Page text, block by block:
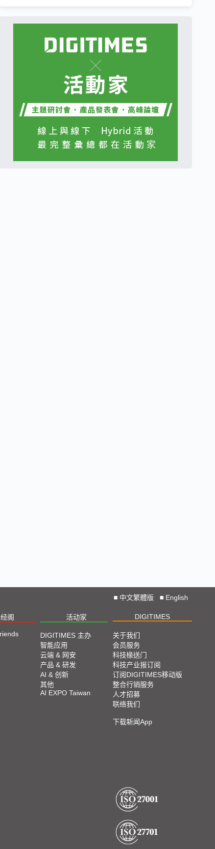
■ 中文繁體版 ■ English
阁 活动家 DIGITIMES
DIGITIMES 主办
智能应用
云端 & 网安
产品 & 研发
AI & 创新
其他
AI EXPO Taiwan
关于我们
会员服务
科技椽送门
科技产业报订阅
订阅DIGITIMES移动版
整合行销服务
人才招募
联络我们
下载新闻App